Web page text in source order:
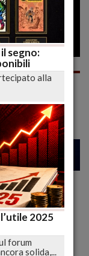
|
26 29
***
***
segno:
alla
2025
forum
solida,...